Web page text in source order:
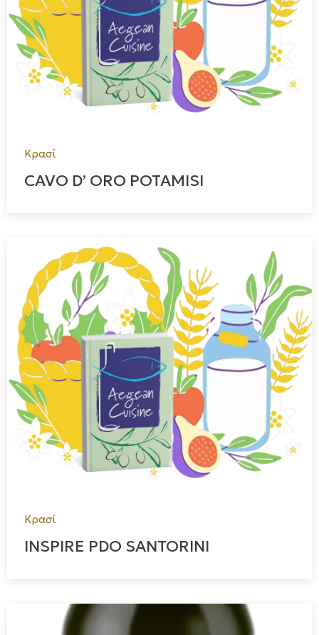
Κρασί
CAVO D’ ORO POTAMISI
Κρασί
INSPIRE PDO SANTORINI